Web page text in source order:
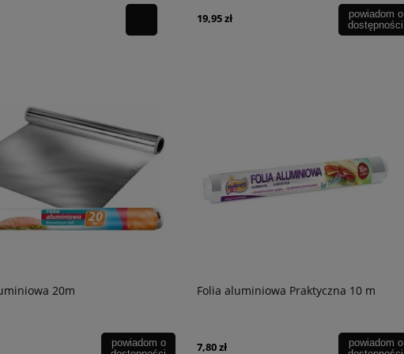
19,95 zł
powiadom o
dostępności
20m
powiadom o
Folia aluminiowa Praktyczna 10 m
7,80 zł
powiadom o